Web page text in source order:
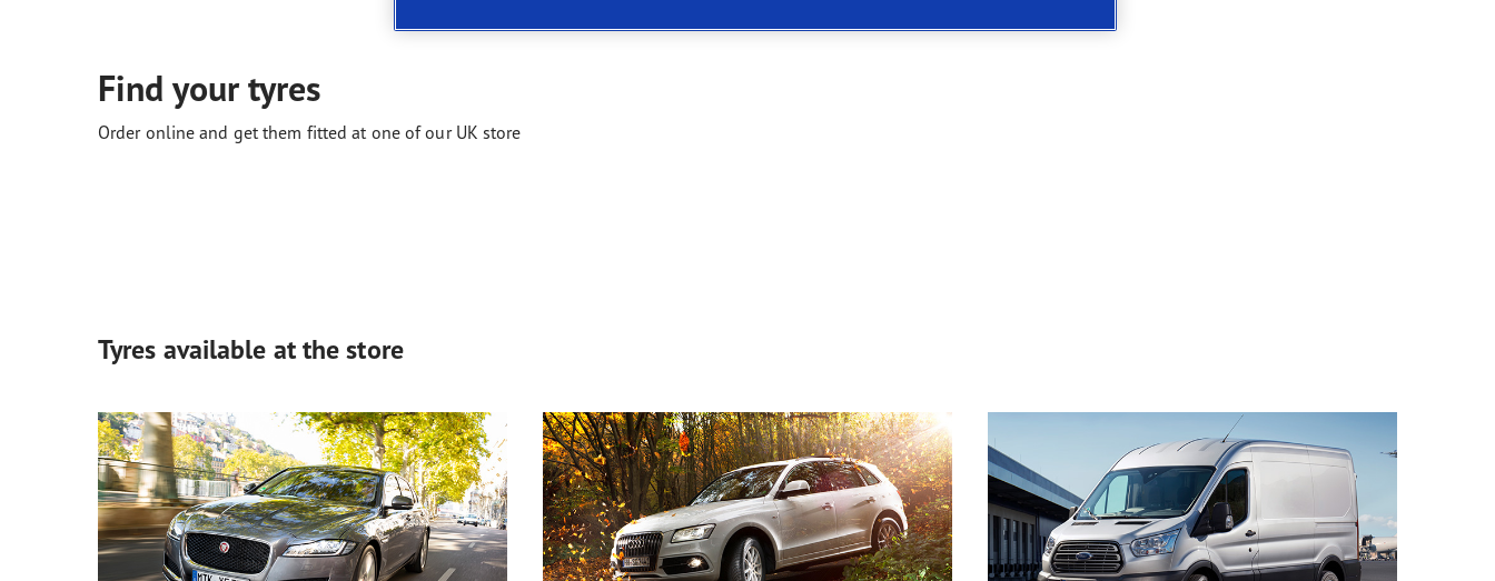
Find your tyres
Order online and get them fitted at one of our UK store
Tyres available at the store